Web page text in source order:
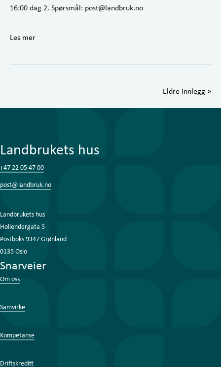
16:00 dag 2. Spørsmål: post@landbruk.no
Les mer
Eldre innlegg »
Landbrukets hus
+47 22 05 47 00
post@landbruk.no
Landbrukets hus
Hollendergata 5
Postboks 9347 Grønland
0135 Oslo
Snarveier
Om oss
Samvirke
Kompetanse
Driftskreditt